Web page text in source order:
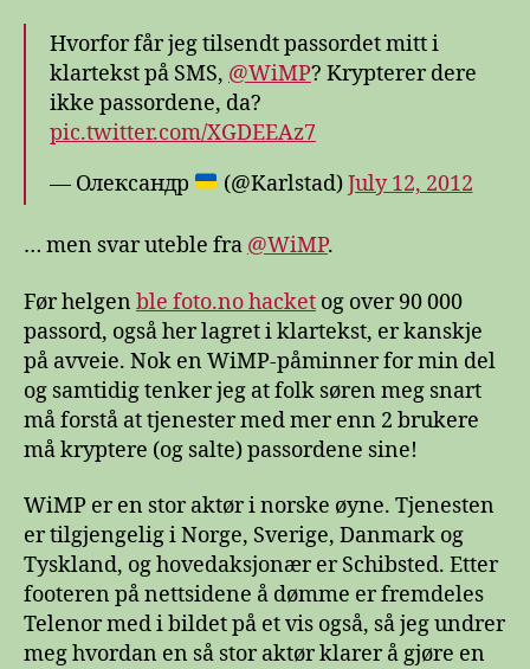
Hvorfor får jeg tilsendt passordet mitt i
klartekst på SMS, @WiMP? Krypterer dere
ikke passordene, da?
pic.twitter.com/XGDEEAz7
— Олександр
(@Karlstad)July 12, 2012
… men svar uteble fra @WiMP.
Før helgen ble foto.no hacket og over 90 000
passord, også her lagret i klartekst, er kanskje
på avveie. Nok en WiMP-påminner for min del
og samtidig tenker jeg at folk søren meg snart
må forstå at tjenester med mer enn 2 brukere
må kryptere (og salte) passordene sine!
WiMP er en stor aktør i norske øyne. Tjenesten
er tilgjengelig i Norge, Sverige, Danmark og
Tyskland, og hovedaksjonær er Schibsted. Etter
footeren på nettsidene å dømme er fremdeles
Telenor med i bildet på et vis også, så jeg undrer
meg hvordan en så stor aktør klarer å gjøre en